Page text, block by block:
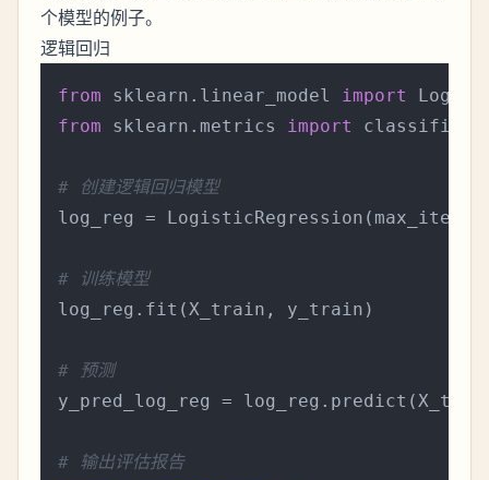
个模型的例子。
逻辑回归
from sklearn.linear_model import
from sklearn.metrics import
# 创建逻辑回归模型
log_reg = LogisticRegression(max_iter=
# 训练模型
log_reg.fit(X_train, y_train)
# 预测
y_pred_log_reg =
# 输出评估报告